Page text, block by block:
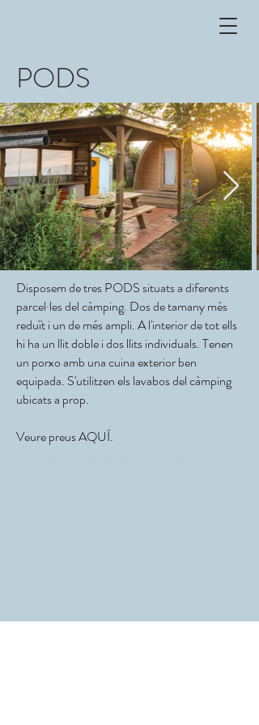
PODS
Disposem de tres PODS situats a diferents
parcel·les del càmping. Dos de tamany més
reduït i un de més ampli. A l'interior de tot ells
hi ha un llit doble i dos llits individuals. Tenen
un porxo amb una cuina exterior ben
equipada. S'utilitzen els lavabos del càmping
ubicats a prop.
Veure preusAQUÍ.